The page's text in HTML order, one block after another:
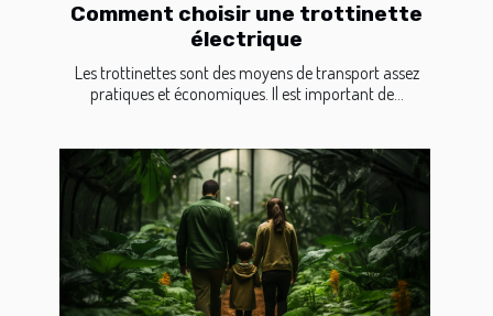
Comment choisir une trottinette
électrique
Les trottinettes sont des moyens de transport assez
pratiques et économiques. Il est important de...